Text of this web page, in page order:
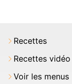
Recettes
Recettes vidéo
Voir les menus